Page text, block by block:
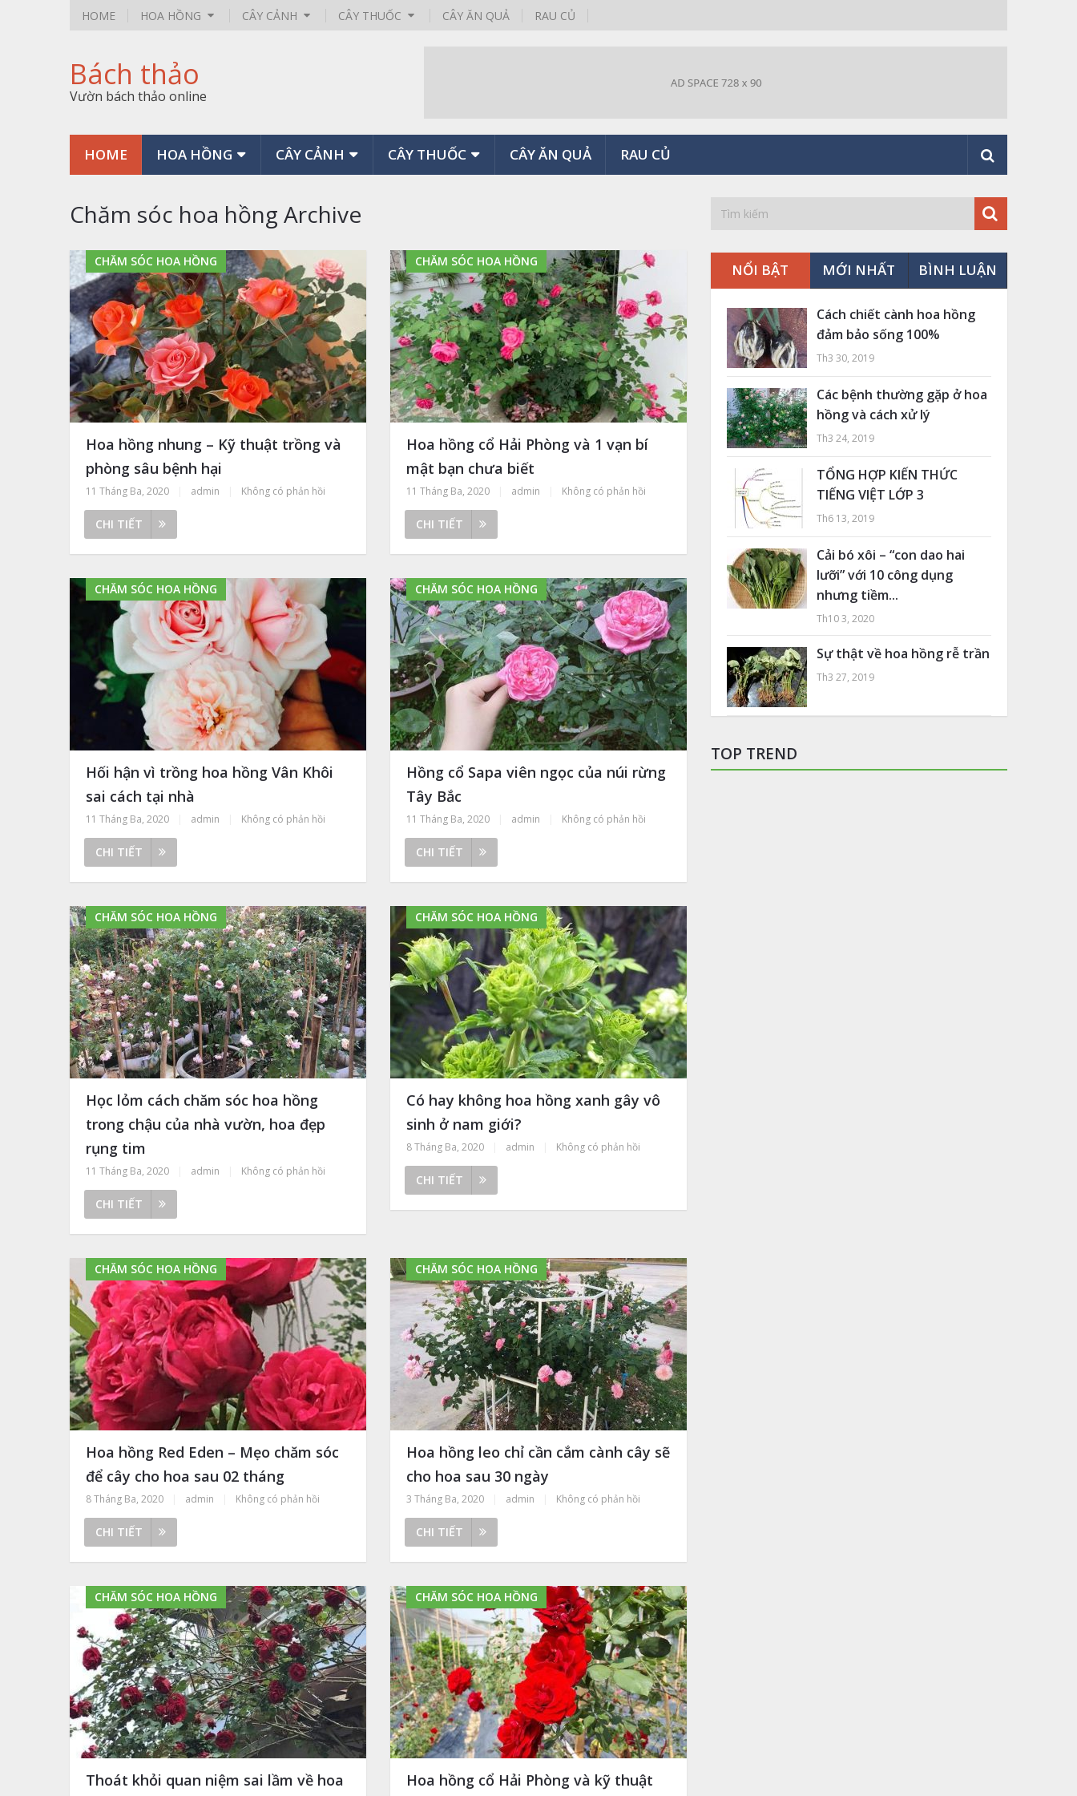
HOME HOA HỒNG CÂY CẢNH CÂY THUỐC CÂY ĂN QUẢ RAU CỦ
Bách thảo
Vườn bách thảo online
HOME HOA HỒNG CÂY CẢNH CÂY THUỐC CÂY ĂN QUẢ RAU CỦ
Chăm sóc hoa hồng Archive
CHĂM SÓC HOA HỒNG
Hoa hồng nhung – Kỹ thuật trồng và
phòng sâu bệnh hại
11 Tháng Ba, 2020 admin Không có phản hồi
CHI TIẾT
CHĂM SÓC HOA HỒNG
Hoa hồng cổ Hải Phòng và 1 vạn bí
mật bạn chưa biết
11 Tháng Ba, 2020 admin Không có phản hồi
CHI TIẾT
CHĂM SÓC HOA HỒNG
Hối hận vì trồng hoa hồng Vân Khôi
sai cách tại nhà
11 Tháng Ba, 2020 admin Không có phản hồi
CHI TIẾT
CHĂM SÓC HOA HỒNG
Hồng cổ Sapa viên ngọc của núi rừng
Tây Bắc
11 Tháng Ba, 2020 admin Không có phản hồi
CHI TIẾT
CHĂM SÓC HOA HỒNG
Học lỏm cách chăm sóc hoa hồng
trong chậu của nhà vườn, hoa đẹp
rụng tim
11 Tháng Ba, 2020 admin Không có phản hồi
CHI TIẾT
CHĂM SÓC HOA HỒNG
Có hay không hoa hồng xanh gây vô
sinh ở nam giới?
8 Tháng Ba, 2020 admin Không có phản hồi
CHI TIẾT
CHĂM SÓC HOA HỒNG
Hoa hồng Red Eden – Mẹo chăm sóc
để cây cho hoa sau 02 tháng
8 Tháng Ba, 2020 admin Không có phản hồi
CHI TIẾT
CHĂM SÓC HOA HỒNG
Hoa hồng leo chỉ cần cắm cành cây sẽ
cho hoa sau 30 ngày
3 Tháng Ba, 2020 admin Không có phản hồi
CHI TIẾT
CHĂM SÓC HOA HỒNG
Thoát khỏi quan niệm sai lầm về hoa
CHĂM SÓC HOA HỒNG
Hoa hồng cổ Hải Phòng và kỹ thuật
NỔI BẬT MỚI NHẤT BÌNH LUẬN
Cách chiết cành hoa hồng
đảm bảo sống 100%
Th3 30, 2019
Các bệnh thường gặp ở hoa
hồng và cách xử lý
Th3 24, 2019
TỔNG HỢP KIẾN THỨC
TIẾNG VIỆT LỚP 3
Th6 13, 2019
Cải bó xôi – “con dao hai
lưỡi” với 10 công dụng
nhưng tiềm...
Th10 3, 2020
Sự thật về hoa hồng rễ trần
Th3 27, 2019
TOP TREND